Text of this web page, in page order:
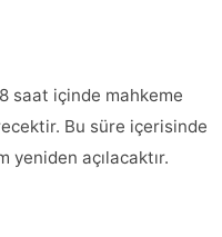
saat içinde mahkeme
Bu süre içerisinde
yeniden açılacaktır.